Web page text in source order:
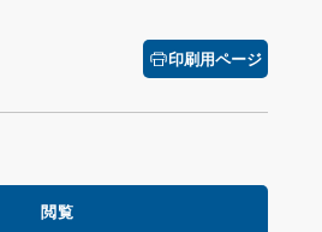
印刷用ページ
閲覧